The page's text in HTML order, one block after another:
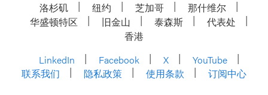
洛杉矶 纽约 芝加哥
那什维尔
华盛顿特区
旧金山 泰森斯
代表处
香港
LinkedIn
Facebook X
YouTube
联系我们
隐私政策 使用条款 订阅中心